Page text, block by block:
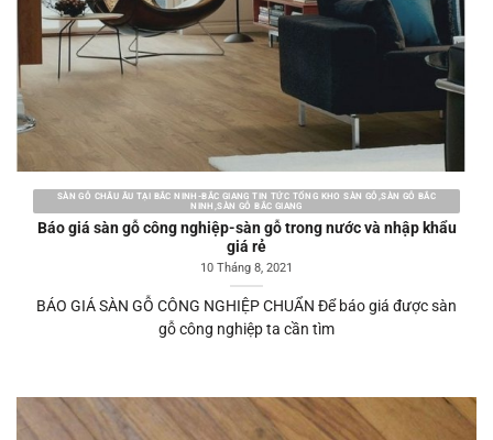
SÀN GỖ CHÂU ÂU TẠI BẮC NINH-BẮC GIANG TIN TỨC TỔNG KHO SÀN GỖ,SÀN GỖ BẮC
NINH,SÀN GỖ BẮC GIANG
Báo giá sàn gỗ công nghiệp-sàn gỗ trong nước và nhập khẩu
giá rẻ
10 Tháng 8, 2021
BÁO GIÁ SÀN GỖ CÔNG NGHIỆP CHUẨN Để báo giá được sàn
gỗ công nghiệp ta cần tìm